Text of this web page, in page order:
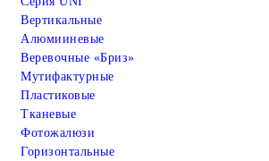
Вертикальные
Алюмииневые
Веревочные «Бриз»
Мутифактурные
Пластиковые
Тканевые
Фотожалюзи
Горизонтальные